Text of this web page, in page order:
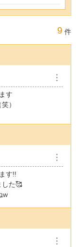
9 件
︙
す
）
︙
す!!
した🥰
w
︙